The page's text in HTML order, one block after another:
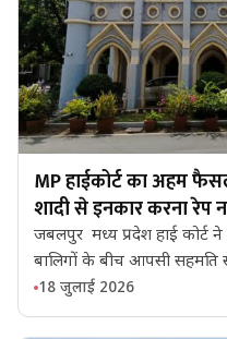
MP हाईकोर्ट का अहम
शादी से इनकार करना रेप
जबलपुर मध्य प्रदेश हाई कोर्ट
बालिगों के बीच आपसी सहमति
18 जुलाई 2026